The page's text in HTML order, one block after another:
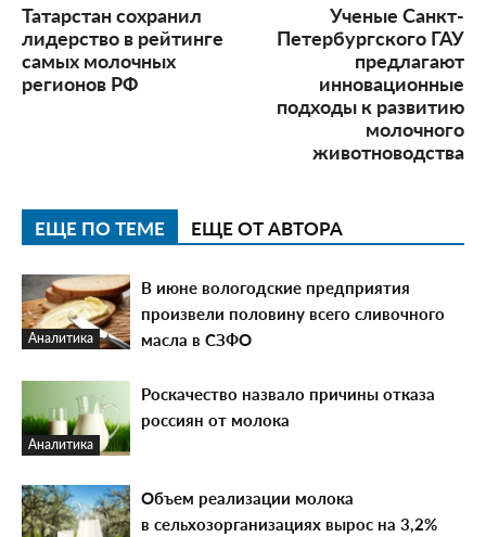
Татарстан сохранил
лидерство в рейтинге
самых молочных
регионов РФ
Ученые Санкт-
Петербургского ГАУ
предлагают
инновационные
подходы к развитию
молочного
животноводства
ЕЩЕ ПО ТЕМЕ ЕЩЕ ОТ АВТОРА
Аналитика
В июне вологодские предприятия
произвели половину всего сливочного
масла в СЗФО
Аналитика
Роскачество назвало причины отказа
россиян от молока
Объем реализации молока
в сельхозорганизациях вырос на 3,2%